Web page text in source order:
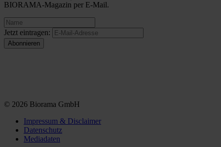
BIORAMA-Magazin per E-Mail.
Jetzt eintragen:
© 2026 Biorama GmbH
Impressum & Disclaimer
Datenschutz
Mediadaten